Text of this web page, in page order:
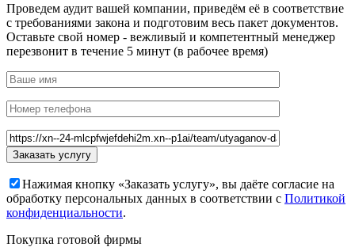
Проведем аудит вашей компании, приведём её в соответствие
с требованиями закона и подготовим весь пакет документов.
Оставьте свой номер - вежливый и компетентный менеджер
перезвонит в течение 5 минут (в рабочее время)
Нажимая кнопку «Заказать услугу», вы даёте согласие на
обработку персональных данных в соответствии с Политикой
конфиденциальности.
Покупка готовой фирмы